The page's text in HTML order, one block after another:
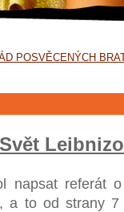
POSVĚCENÝCH
napsat referát
a to od strany